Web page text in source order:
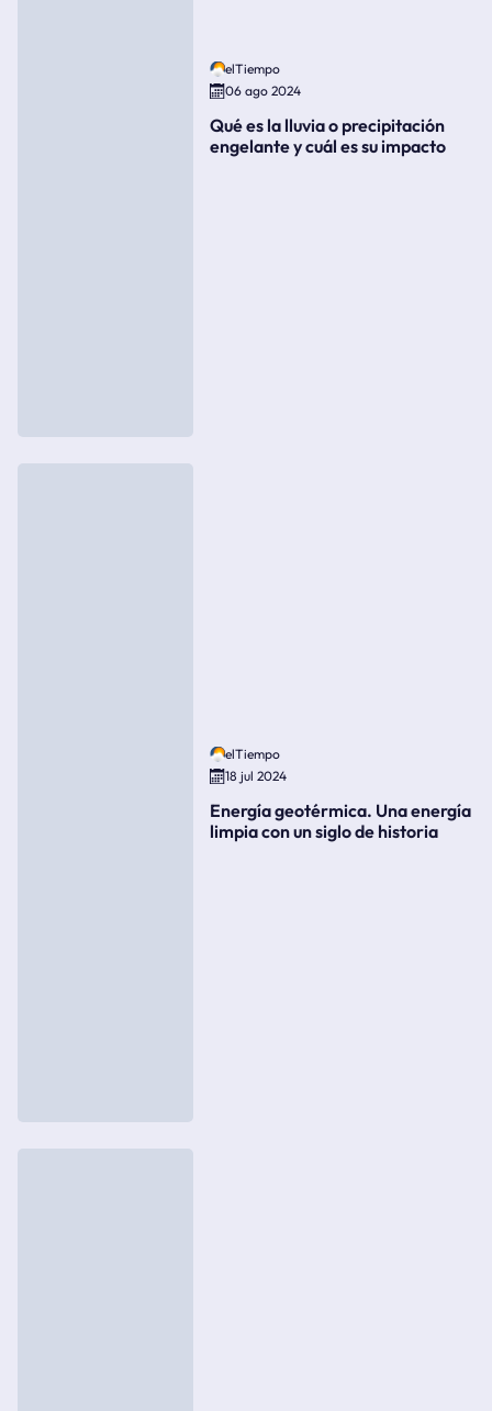
elTiempo
06 ago 2024
Qué es la lluvia o precipitación
engelante y cuál es su impacto
elTiempo
18 jul 2024
Energía geotérmica. Una energía
limpia con un siglo de historia